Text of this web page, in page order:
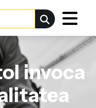
invoca